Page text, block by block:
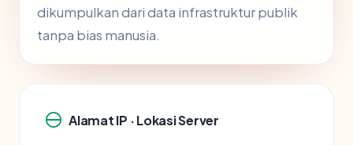
dikumpulkan dari data infrastruktur publik
tanpa bias manusia.
Alamat IP · Lokasi Server